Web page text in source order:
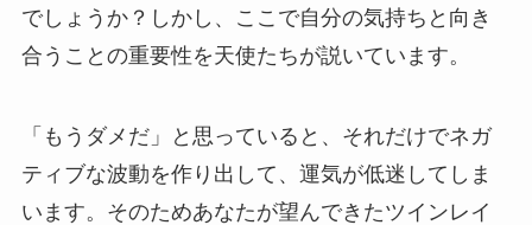
でしょうか？しかし、ここで自分の気持ちと向き
合うことの重要性を天使たちが説いています。
「もうダメだ」と思っていると、それだけでネガ
ティブな波動を作り出して、運気が低迷してしま
います。そのためあなたが望んできたツインレイ